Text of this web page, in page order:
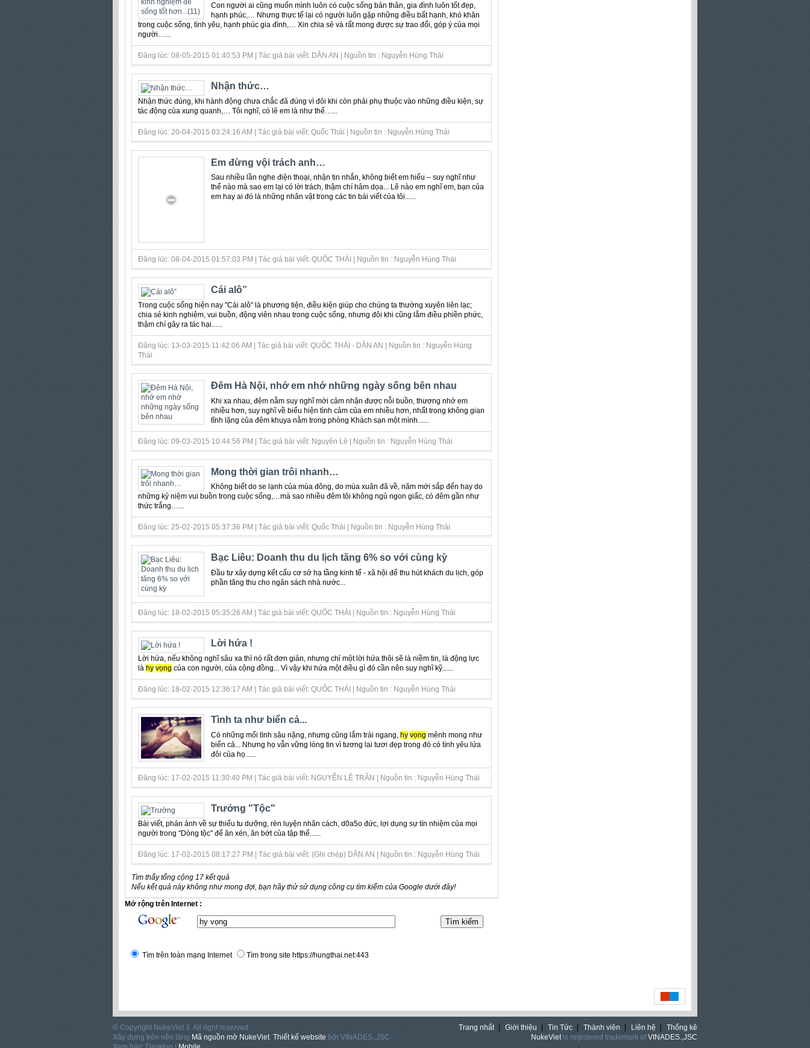
Con người ai cũng muốn mình luôn có cuộc sống bản thân, gia đình luôn tốt đẹp,
hạnh phúc,… Nhưng thực tế lại có người luôn gặp những điều bất hạnh, khó khăn
trong cuộc sống, tình yêu, hạnh phúc gia đình,… Xin chia sẻ và rất mong được sự trao đổi, góp ý của mọi
người…...
Đăng lúc: 08-05-2015 01:40:53 PM | Tác giả bài viết: DÂN AN | Nguồn tin : Nguyễn Hùng Thái
Nhận thức…
Nhận thức đúng, khi hành động chưa chắc đã đúng vì đôi khi còn phải phụ thuộc vào những điều kiện, sự
tác động của xung quanh,… Tôi nghĩ, có lẽ em là như thế…...
Đăng lúc: 20-04-2015 03:24:16 AM | Tác giả bài viết: Quốc Thái | Nguồn tin : Nguyễn Hùng Thái
Em đừng vội trách anh…
Sau nhiều lần nghe điện thoại, nhận tin nhắn, không biết em hiểu – suy nghĩ như
thế nào mà sao em lại có lời trách, thậm chí hâm dọa... Lẽ nào em nghĩ em, bạn của
em hay ai đó là những nhân vật trong các tin bài viết của tôi......
Đăng lúc: 08-04-2015 01:57:03 PM | Tác giả bài viết: QUỐC THÁI | Nguồn tin : Nguyễn Hùng Thái
Cái alô”
Trong cuộc sống hiện nay "Cái alô" là phương tiện, điều kiện giúp cho chúng ta thường xuyên liên lạc;
chia sẻ kinh nghiệm, vui buồn, động viên nhau trong cuộc sống, nhưng đôi khi cũng lắm điều phiền phức,
thậm chí gây ra tác hại......
Đăng lúc: 13-03-2015 11:42:06 AM | Tác giả bài viết: QUỐC THÁI - DÂN AN | Nguồn tin : Nguyễn Hùng
Thái
Đêm Hà Nội, nhớ em nhớ những ngày sống bên nhau
Khi xa nhau, đêm nằm suy nghĩ mới cảm nhận được nỗi buồn, thương nhớ em
nhiều hơn, suy nghĩ về biểu hiện tình cảm của em nhiều hơn, nhất trong không gian
tĩnh lặng của đêm khuya nằm trong phòng Khách sạn một mình......
Đăng lúc: 09-03-2015 10:44:56 PM | Tác giả bài viết: Nguyên Lê | Nguồn tin : Nguyễn Hùng Thái
Mong thời gian trôi nhanh…
Không biết do se lạnh của mùa đông, do mùa xuân đã về, năm mới sắp đến hay do
những kỷ niệm vui buồn trong cuộc sống,…mà sao nhiều đêm tôi không ngủ ngon giấc, có đêm gần như
thức trắng…...
Đăng lúc: 25-02-2015 05:37:36 PM | Tác giả bài viết: Quốc Thái | Nguồn tin : Nguyễn Hùng Thái
Bạc Liêu: Doanh thu du lịch tăng 6% so với cùng kỳ
Đầu tư xây dựng kết cấu cơ sở hạ tầng kinh tế - xã hội để thu hút khách du lịch, góp
phần tăng thu cho ngân sách nhà nước...
Đăng lúc: 18-02-2015 05:35:26 AM | Tác giả bài viết: QUỐC THÁI | Nguồn tin : Nguyễn Hùng Thái
Lời hứa !
Lời hứa, nếu không nghĩ sâu xa thì nó rất đơn giản, nhưng chỉ một lời hứa thôi sẽ là niềm tin, là động lực
là hy vọng của con người, của cộng đồng... Vì vậy khi hứa một điều gì đó cần nên suy nghĩ kỹ......
Đăng lúc: 18-02-2015 12:36:17 AM | Tác giả bài viết: QUỐC THÁI | Nguồn tin : Nguyễn Hùng Thái
Tình ta như biển cả...
Có những mối tình sâu nặng, nhưng cũng lắm trái ngang, hy vọng mênh mong như
biển cả... Nhưng họ vẫn vững lòng tin vì tương lai tươi đẹp trong đó có tình yêu lứa
đôi của họ......
Đăng lúc: 17-02-2015 11:30:40 PM | Tác giả bài viết: NGUYỄN LÊ TRẦN | Nguồn tin : Nguyễn Hùng Thái
Trưởng "Tộc"
Bài viết, phản ảnh về sự thiếu tu dưỡng, rèn luyện nhân cách, d0a5o đức, lợi dụng sự tín nhiệm của mọi
người trong "Dòng tộc" để ăn xén, ăn bớt của tập thể......
Đăng lúc: 17-02-2015 08:17:27 PM | Tác giả bài viết: (Ghi chép) DÂN AN | Nguồn tin : Nguyễn Hùng Thái
Tìm thấy tổng cộng 17 kết quả
Nếu kết quả này không như mong đợi, bạn hãy thử sử dụng công cụ tìm kiếm của Google dưới đây!
Mở rộng trên Internet :
Tìm trên toàn mạng Internet Tìm trong site https://hungthai.net:443
© Copyright NukeViet 3. All right reserved.
Xây dựng trên nền tảng Mã nguồn mở NukeViet. Thiết kế website bởi VINADES.,JSC
Trang nhất Giới thiệu Tin Tức Thành viên Liên hệ
Thống kê
NukeViet is registered trademark of VINADES.,JSC